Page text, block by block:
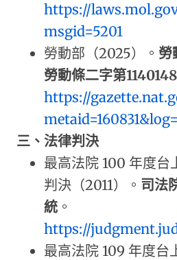
https://
msgid=5201
勞動部（2025）。 勞
勞動條二字第
https://
三、法律判決
最高法院 100 年度台
判決（2011）。 司法
統 。
https://
最高法院 109 年度台